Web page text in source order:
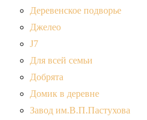
Деревенское подворье
Джелео
J7
Для всей семьи
Добрята
Домик в деревне
Завод им.В.П.Пастухова